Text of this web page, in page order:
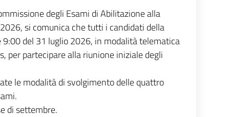
degli Esami di Abilitazione alla
si comunica che tutti i candidati della
del 31 luglio 2026, in modalità telematica
per partecipare alla riunione iniziale degli
le modalità di svolgimento delle quattro
di settembre.